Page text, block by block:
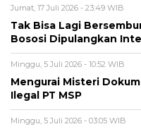
Jumat, 17 Juli 2026 - 23:49 WIB
Tak Bisa Lagi
Bososi Dipulangkan
Minggu, 5 Juli 2026 - 10:52 WIB
Mengurai Misteri
Ilegal PT MSP
Minggu, 5 Juli 2026 - 03:05 WIB